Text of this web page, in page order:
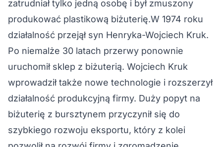
zatrudniał tylko jedną osobę i był zmuszony
produkować plastikową biżuterię.W 1974 roku
działalność przejął syn Henryka-Wojciech Kruk.
Po niemalże 30 latach przerwy ponownie
uruchomił sklep z biżuterią. Wojciech Kruk
wprowadził także nowe technologie i rozszerzył
działalność produkcyjną firmy. Duży popyt na
biżuterię z bursztynem przyczynił się do
szybkiego rozwoju eksportu, który z kolei